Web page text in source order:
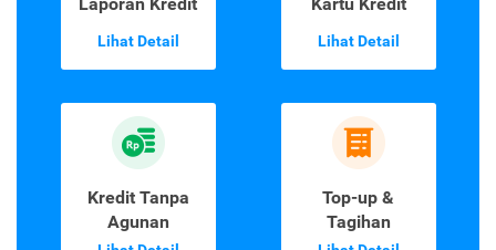
Lihat Detail Lihat Detail
Kredit Tanpa
Agunan
Top-up &
Tagihan